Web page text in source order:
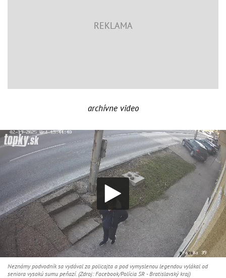
archívne video
Neznámy podvodník sa vydával za policajta a pod vymyslenou legendou vylákal od
seniora vysokú sumu peňazí. (Zdroj: Facebook/Polícia SR - Bratislavský kraj)